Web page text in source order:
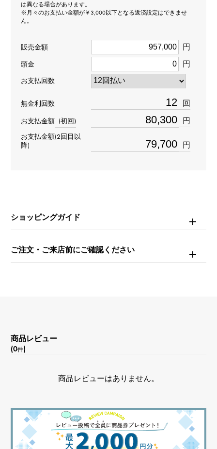
種類
数字 × ペンヘッド
材質
K18イエローゴールド
石種
ダイヤモンド 約1.050ct
モチーフサイズ
は異なる場合があります。
※月々のお支払い金額が￥3,000以下となる返済設定はできませ
ん。
販売金額 円
頭金 円
お支払回数
無金利回数 回
お支払金額 (初回) 円
お支払金額(2回目以
降)
円
ショッピングガイド
ご注文・ご来店前にご確認ください
商品レビュー
(0件)
商品レビューはありません。